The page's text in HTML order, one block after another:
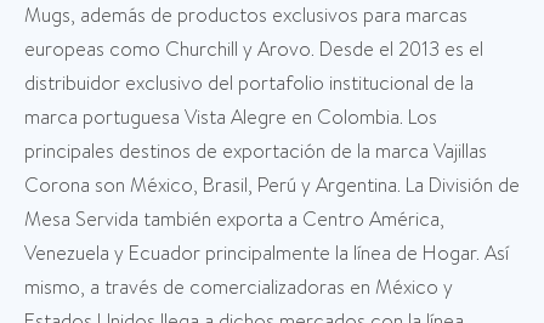
Mugs, además de productos exclusivos para marcas
europeas como Churchill y Arovo. Desde el 2013 es el
distribuidor exclusivo del portafolio institucional de la
marca portuguesa Vista Alegre en Colombia. Los
principales destinos de exportación de la marca Vajillas
Corona son México, Brasil, Perú y Argentina. La División de
Mesa Servida también exporta a Centro América,
Venezuela y Ecuador principalmente la línea de Hogar. Así
mismo, a través de comercializadoras en México y